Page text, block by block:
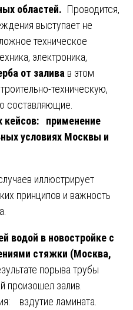
областей. Проводится,
выступает не
техническое
электроника,
от залива в этом
техническую,
составляющие.
кейсов: применение
условиях Москвы и
иллюстрирует
принципов и важность
водой в новостройке с
стяжки (Москва,
порыва трубы
произошел залив.
вздутие ламината.